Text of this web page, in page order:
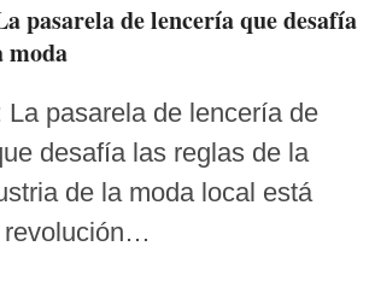
pasarela de lencería que desafía
moda
La pasarela de lencería de
desafía las reglas de la
de la moda local está
revolución…